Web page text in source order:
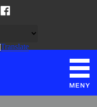
Translate